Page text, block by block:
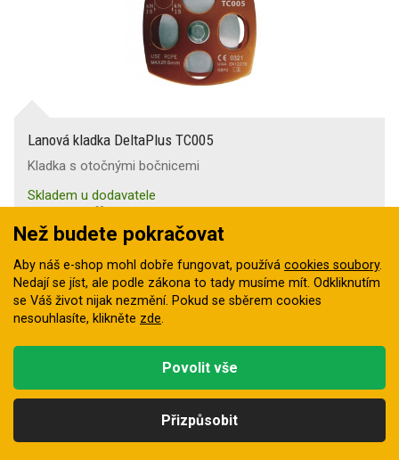
Lanová kladka DeltaPlus TC005
Kladka s otočnými bočnicemi
Skladem u dodavatele
1 139 Kč
Než budete pokračovat
Aby náš e-shop mohl dobře fungovat, používá cookies soubory.
Nedají se jíst, ale podle zákona to tady musíme mít. Odkliknutím
se Váš život nijak nezmění. Pokud se sběrem cookies
nesouhlasíte, klikněte zde.
Přizpůsobit
Povolit vše